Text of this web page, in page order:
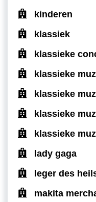
kinderen
klassiek
klassieke
klassieke
klassieke
klassieke
klassieke
lady gaga
leger des
makita